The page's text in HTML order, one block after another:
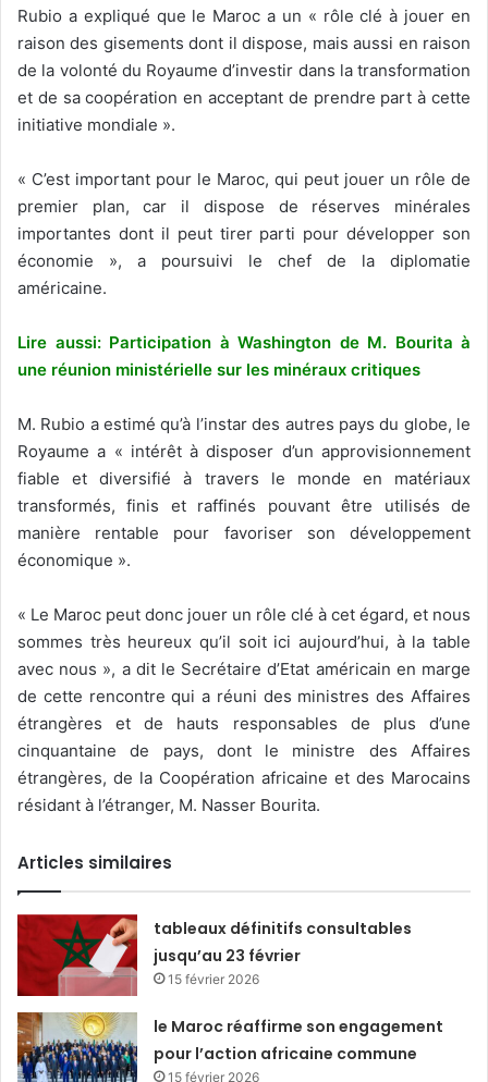
Rubio a expliqué que le Maroc a un « rôle clé à jouer en
raison des gisements dont il dispose, mais aussi en raison
de la volonté du Royaume d’investir dans la transformation
et de sa coopération en acceptant de prendre part à cette
initiative mondiale ».
« C’est important pour le Maroc, qui peut jouer un rôle de
premier plan, car il dispose de réserves minérales
importantes dont il peut tirer parti pour développer son
économie », a poursuivi le chef de la diplomatie
américaine.
Lire aussi: Participation à Washington de M. Bourita à
une réunion ministérielle sur les minéraux critiques
M. Rubio a estimé qu’à l’instar des autres pays du globe, le
Royaume a « intérêt à disposer d’un approvisionnement
fiable et diversifié à travers le monde en matériaux
transformés, finis et raffinés pouvant être utilisés de
manière rentable pour favoriser son développement
économique ».
« Le Maroc peut donc jouer un rôle clé à cet égard, et nous
sommes très heureux qu’il soit ici aujourd’hui, à la table
avec nous », a dit le Secrétaire d’Etat américain en marge
de cette rencontre qui a réuni des ministres des Affaires
étrangères et de hauts responsables de plus d’une
cinquantaine de pays, dont le ministre des Affaires
étrangères, de la Coopération africaine et des Marocains
résidant à l’étranger, M. Nasser Bourita.
Articles similaires
tableaux définitifs consultables
jusqu’au 23 février
15 février 2026
le Maroc réaffirme son engagement
pour l’action africaine commune
15 février 2026